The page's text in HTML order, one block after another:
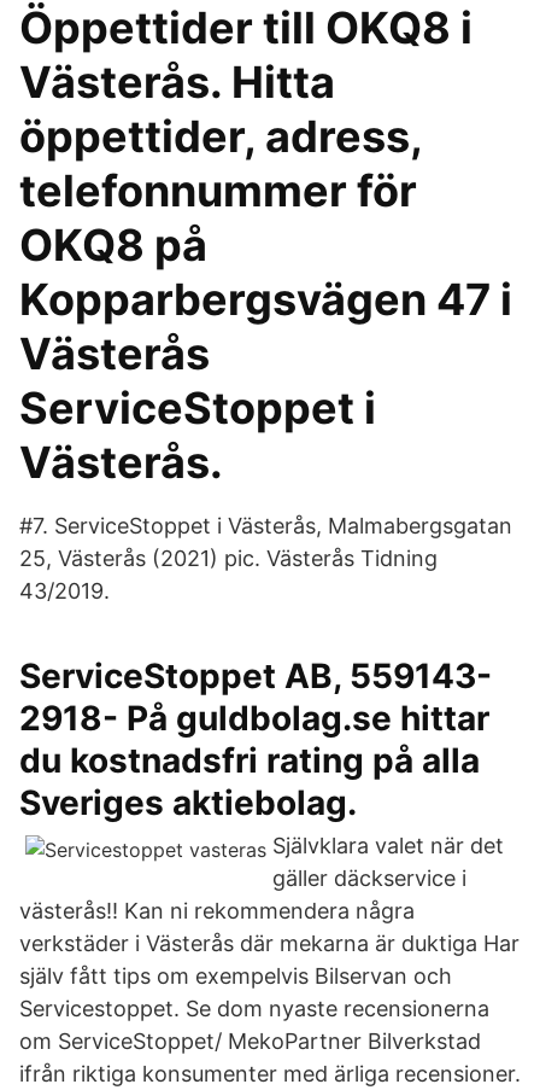
Öppettider till OKQ8 i
Västerås. Hitta
öppettider, adress,
telefonnummer för
OKQ8 på
Kopparbergsvägen 47 i
Västerås
ServiceStoppet i
Västerås.
#7. ServiceStoppet i Västerås, Malmabergsgatan
25, Västerås (2021) pic. Västerås Tidning
43/2019.
ServiceStoppet AB, 559143-
2918- På guldbolag.se hittar
du kostnadsfri rating på alla
Sveriges aktiebolag.
Självklara valet när det
gäller däckservice i
västerås!! Kan ni rekommendera några
verkstäder i Västerås där mekarna är duktiga Har
själv fått tips om exempelvis Bilservan och
Servicestoppet. Se dom nyaste recensionerna
om ServiceStoppet/ MekoPartner Bilverkstad
ifrån riktiga konsumenter med ärliga recensioner.